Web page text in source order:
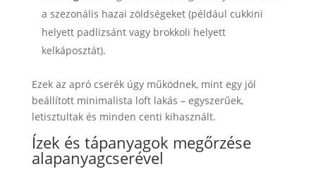
a szezonális hazai zöldségeket (például cukkini
helyett padlizsánt vagy brokkoli helyett
kelkáposztát).
Ezek az apró cserék úgy működnek, mint egy jól
beállított minimalista loft lakás – egyszerűek,
letisztultak és minden centi kihasznált.
Ízek és tápanyagok megőrzése
alapanyagcserével